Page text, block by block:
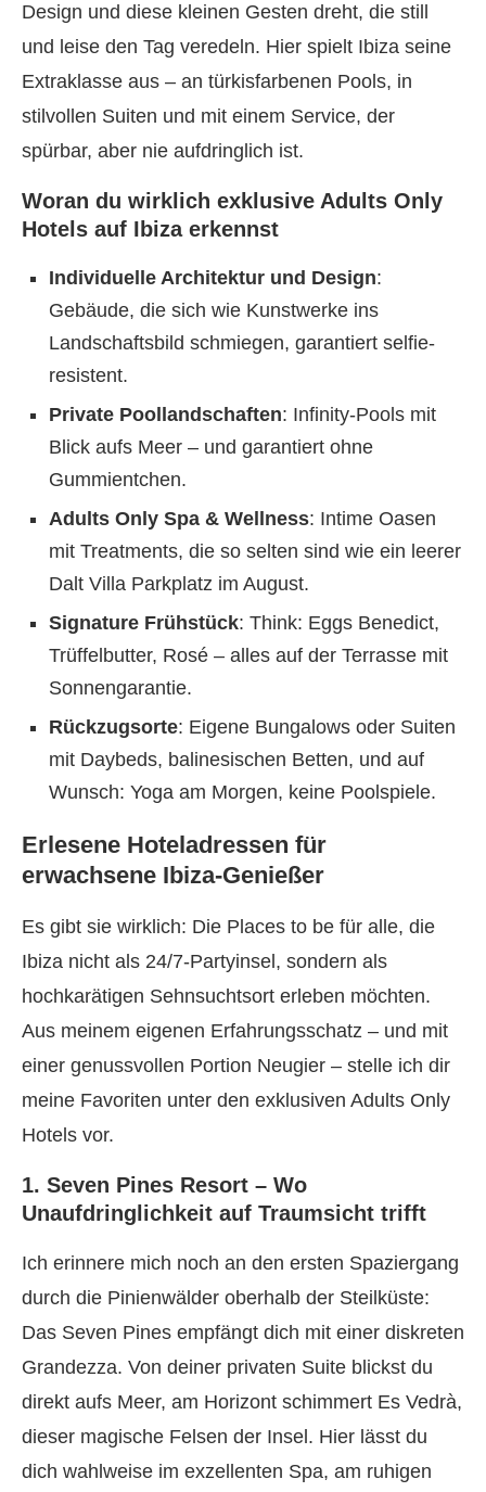
Design und diese kleinen Gesten dreht, die still
und leise den Tag veredeln. Hier spielt Ibiza seine
Extraklasse aus – an türkisfarbenen Pools, in
stilvollen Suiten und mit einem Service, der
spürbar, aber nie aufdringlich ist.
Woran du wirklich exklusive Adults Only
Hotels auf Ibiza erkennst
Individuelle Architektur und Design:
Gebäude, die sich wie Kunstwerke ins
Landschaftsbild schmiegen, garantiert selfie-
resistent.
Private Poollandschaften: Infinity-Pools mit
Blick aufs Meer – und garantiert ohne
Gummientchen.
Adults Only Spa & Wellness: Intime Oasen
mit Treatments, die so selten sind wie ein leerer
Dalt Villa Parkplatz im August.
Signature Frühstück: Think: Eggs Benedict,
Trüffelbutter, Rosé – alles auf der Terrasse mit
Sonnengarantie.
Rückzugsorte: Eigene Bungalows oder Suiten
mit Daybeds, balinesischen Betten, und auf
Wunsch: Yoga am Morgen, keine Poolspiele.
Erlesene Hoteladressen für
erwachsene Ibiza-Genießer
Es gibt sie wirklich: Die Places to be für alle, die
Ibiza nicht als 24/7-Partyinsel, sondern als
hochkarätigen Sehnsuchtsort erleben möchten.
Aus meinem eigenen Erfahrungsschatz – und mit
einer genussvollen Portion Neugier – stelle ich dir
meine Favoriten unter den exklusiven Adults Only
Hotels vor.
1. Seven Pines Resort – Wo
Unaufdringlichkeit auf Traumsicht trifft
Ich erinnere mich noch an den ersten Spaziergang
durch die Pinienwälder oberhalb der Steilküste:
Das Seven Pines empfängt dich mit einer diskreten
Grandezza. Von deiner privaten Suite blickst du
direkt aufs Meer, am Horizont schimmert Es Vedrà,
dieser magische Felsen der Insel. Hier lässt du
dich wahlweise im exzellenten Spa, am ruhigen